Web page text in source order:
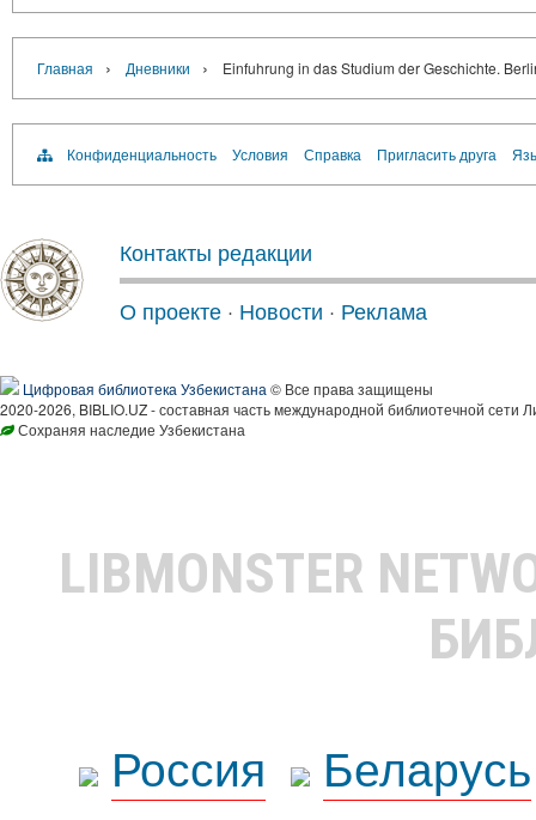
Главная › Дневники › Einfuhrung in das Studium der Geschichte.
Конфиденциальность Условия Справка Пригласить друга
Контакты редакции
О проекте · Новости · Реклама
Цифровая библиотека Узбекистана © Все права защищены
2020-2026, BIBLIO.UZ - составная часть международной библиотечной сети
Сохраняя наследие Узбекистана
LIBMONSTER
Россия
Беларусь